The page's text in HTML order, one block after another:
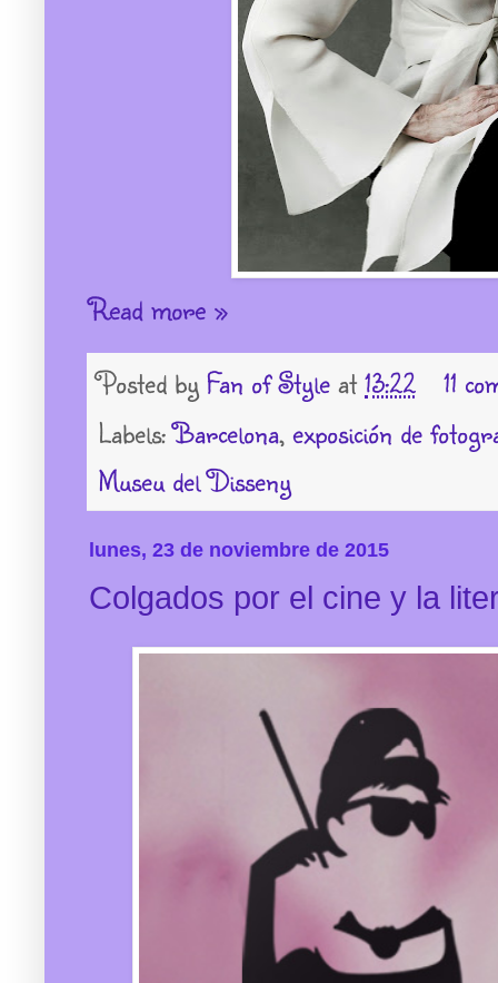
Read more »
Posted by Fan of Style at 13:22
11
Labels:Barcelona, exposición de
Museu del Disseny
lunes, 23 de noviembre de 2015
Colgados por el cine y la